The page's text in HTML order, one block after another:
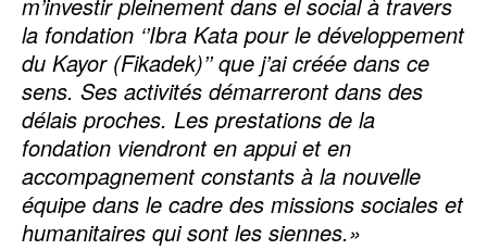
m’investir pleinement dans el social à travers
la fondation ‘’Ibra Kata pour le développement
du Kayor (Fikadek)’’ que j’ai créée dans ce
sens. Ses activités démarreront dans des
délais proches. Les prestations de la
fondation viendront en appui et en
accompagnement constants à la nouvelle
équipe dans le cadre des missions sociales et
humanitaires qui sont les siennes.»